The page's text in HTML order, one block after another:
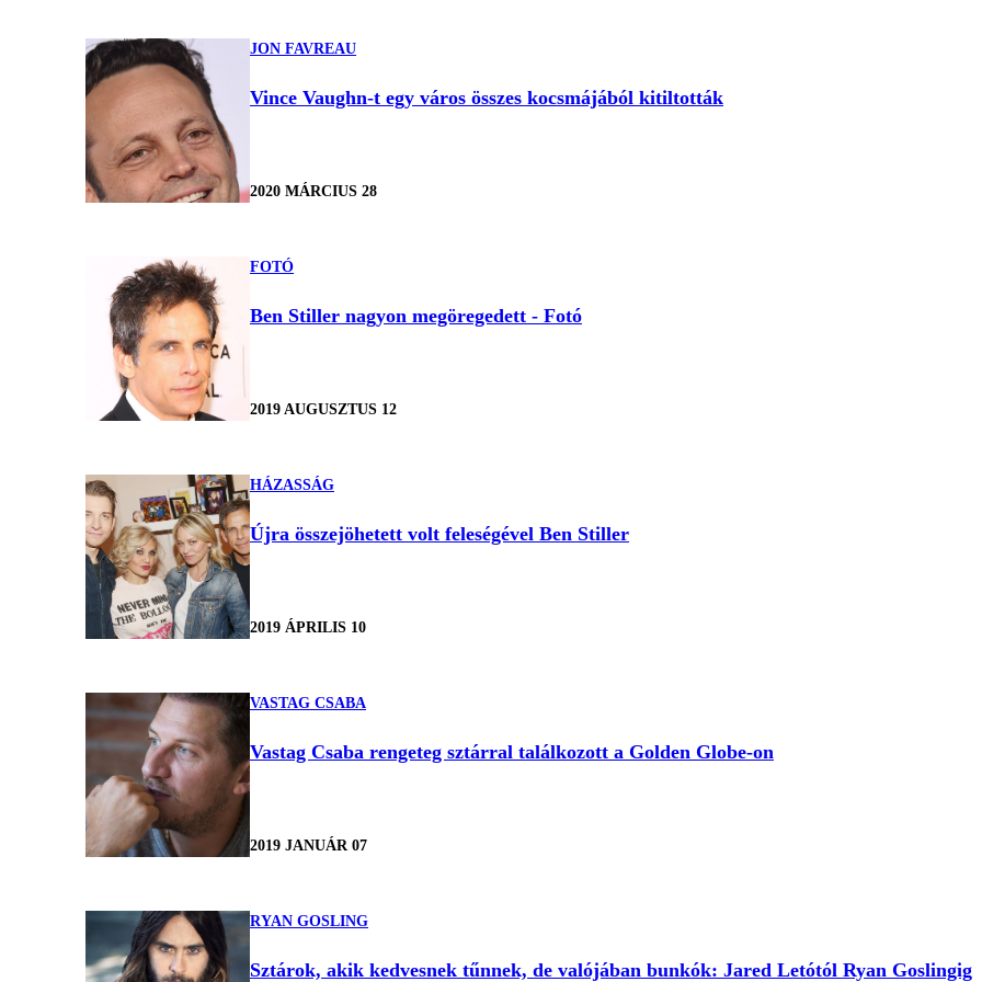
JON FAVREAU
Vince Vaughn-t egy város összes kocsmájából kitiltották
2020 MÁRCIUS 28
FOTÓ
Ben Stiller nagyon megöregedett - Fotó
2019 AUGUSZTUS 12
HÁZASSÁG
Újra összejöhetett volt feleségével Ben Stiller
2019 ÁPRILIS 10
VASTAG CSABA
Vastag Csaba rengeteg sztárral találkozott a Golden Globe-on
2019 JANUÁR 07
RYAN GOSLING
Sztárok, akik kedvesnek tűnnek, de valójában bunkók: Jared Letótól Ryan Goslingig